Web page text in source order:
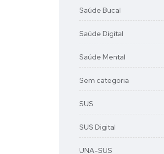
Saúde Bucal
Saúde Digital
Saúde Mental
Sem categoria
SUS
SUS Digital
UNA-SUS